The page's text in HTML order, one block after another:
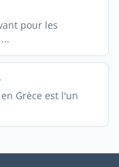
pour les
Grèce est l'un